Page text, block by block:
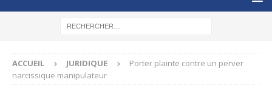
ACCUEIL JURIDIQUE
Porter plainte contre un perver
narcissique manipulateur